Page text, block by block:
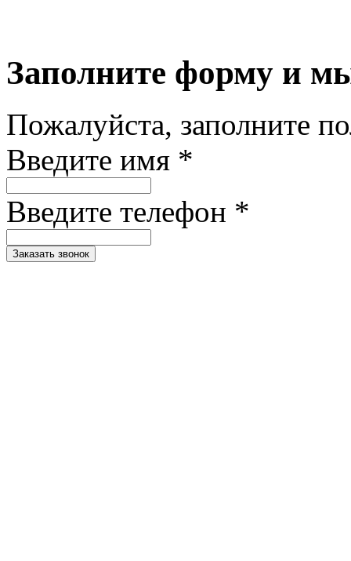
Заполните форму и
Пожалуйста, заполните
Введите имя *
Введите телефон *